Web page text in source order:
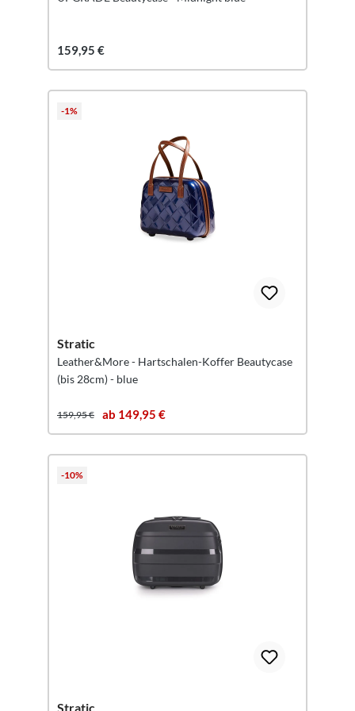
159,95 €
-1%
Stratic
Leather&More - Hartschalen-Koffer Beautycase
(bis 28cm) - blue
159,95 € ab 149,95 €
-10%
Stratic